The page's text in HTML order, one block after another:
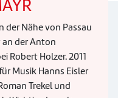
der Nähe von Passau
der Anton
Robert Holzer. 2011
Musik Hanns Eisler
Trekel und